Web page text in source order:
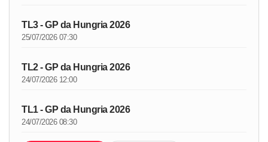
TL3 - GP da Hungria 2026
25/07/2026 07:30
TL2 - GP da Hungria 2026
24/07/2026 12:00
TL1 - GP da Hungria 2026
24/07/2026 08:30